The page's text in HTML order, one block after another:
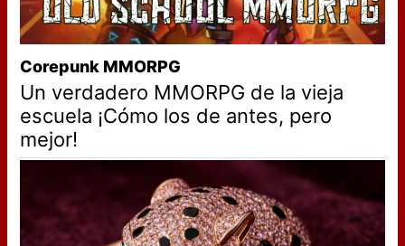
Corepunk MMORPG
Un verdadero MMORPG de la vieja
escuela ¡Cómo los de antes, pero
mejor!